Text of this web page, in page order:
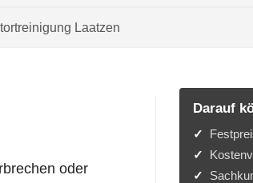
Laatzen
oder
Darauf